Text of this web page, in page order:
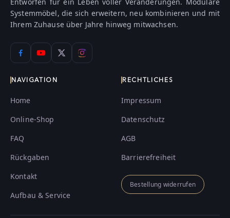
Systemmöbel, die sich erweitern, neu kombinieren und mit
Ihrem Zuhause über Jahre hinweg mitwachsen.
NAVIGATION
Home
Online-Shop
FAQ
Rückgaben
Kontakt
Aufbau & Service
RECHTLICHES
Impressum
Datenschutz
AGB
Barrierefreiheit
Bestellung widerrufen